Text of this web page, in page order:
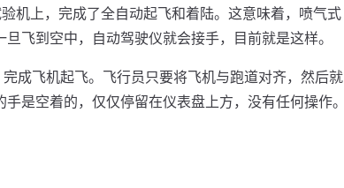
机上，完成了全自动起飞和着陆。这意味着，喷气式
飞到空中，自动驾驶仪就会接手，目前就是这样。
成飞机起飞。飞行员只要将飞机与跑道对齐，然后就
是空着的，仅仅停留在仪表盘上方，没有任何操作。